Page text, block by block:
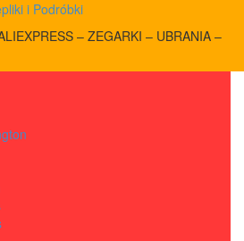
i Podróbki
– ZEGARKI – UBRANIA –